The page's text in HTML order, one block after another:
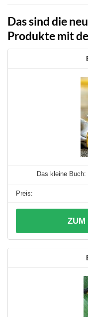
Das sind die
Produkte mit
Das kleine
ZUM